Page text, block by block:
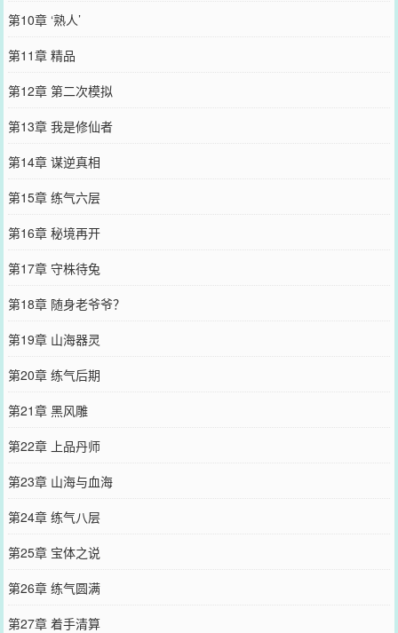
第10章 ‘熟人’
第11章 精品
第12章 第二次模拟
第13章 我是修仙者
第14章 谋逆真相
第15章 练气六层
第16章 秘境再开
第17章 守株待兔
第18章 随身老爷爷？
第19章 山海器灵
第20章 练气后期
第21章 黑风雕
第22章 上品丹师
第23章 山海与血海
第24章 练气八层
第25章 宝体之说
第26章 练气圆满
第27章 着手清算